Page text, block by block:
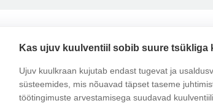
Kas ujuv kuulventiil sobib suure tsükliga
Ujuv kuulkraan kujutab endast tugevat ja
süsteemides, mis nõuavad täpset taseme
töötingimuste arvestamisega suudavad